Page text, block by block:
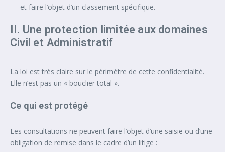
et faire l’objet d’un classement spécifique.
II. Une protection limitée aux domaines
Civil et Administratif
La loi est très claire sur le périmètre de cette confidentialité.
Elle n’est pas un « bouclier total ».
Ce qui est protégé
Les consultations ne peuvent faire l’objet d’une saisie ou d’une
obligation de remise dans le cadre d’un litige :